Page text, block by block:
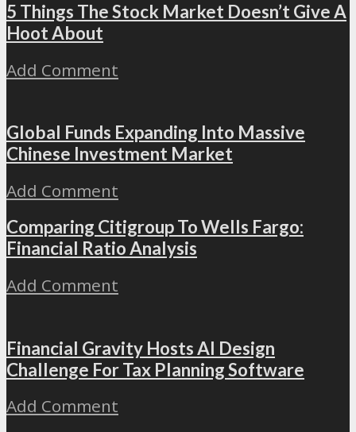
5 Things The Stock Market Doesn’t Give A
Hoot About
Add Comment
Global Funds Expanding Into Massive
Chinese Investment Market
Add Comment
Comparing Citigroup To Wells Fargo:
Financial Ratio Analysis
Add Comment
Financial Gravity Hosts AI Design
Challenge For Tax Planning Software
Add Comment